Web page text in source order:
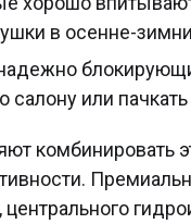
в осенне-
или пачкать
комбинировать